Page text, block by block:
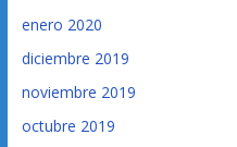
enero 2020
diciembre 2019
noviembre 2019
octubre 2019